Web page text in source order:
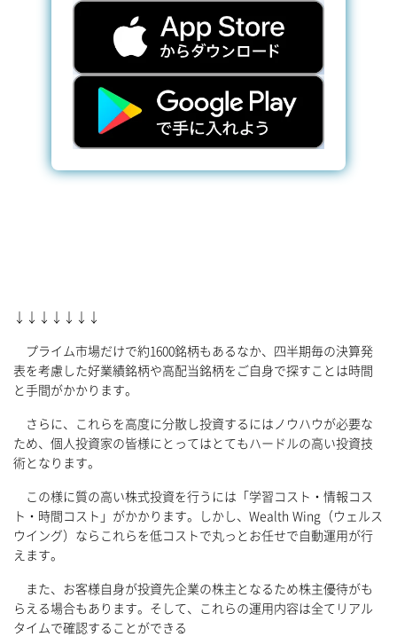
↓↓↓↓↓↓↓
プライム市場だけで約1600銘柄もあるなか、四半期毎の決算発
表を考慮した好業績銘柄や高配当銘柄をご自身で探すことは時間
と手間がかかります。
さらに、これらを高度に分散し投資するにはノウハウが必要な
ため、個人投資家の皆様にとってはとてもハードルの高い投資技
術となります。
この様に質の高い株式投資を行うには「学習コスト・情報コス
ト・時間コスト」がかかります。しかし、Wealth Wing（ウェルス
ウイング）ならこれらを低コストで丸っとお任せで自動運用が行
えます。
また、お客様自身が投資先企業の株主となるため株主優待がも
らえる場合もあります。そして、これらの運用内容は全てリアル
タイムで確認することができる